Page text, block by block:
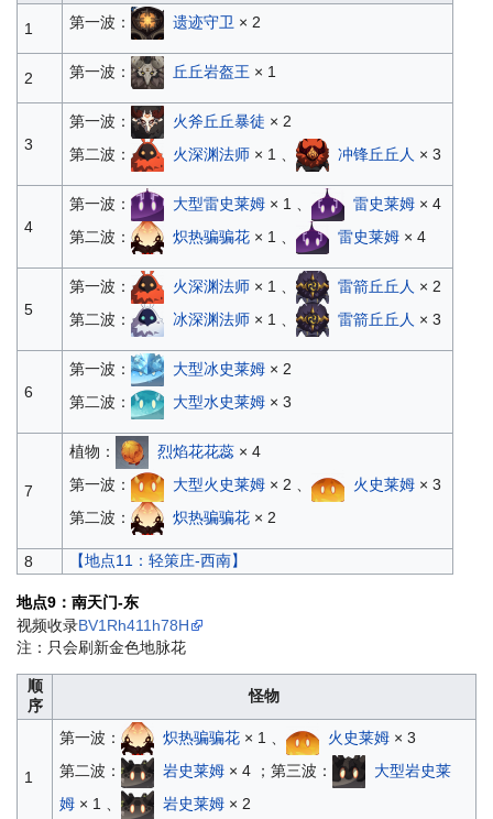
1 第一波： 遗迹守卫 × 2
2 第一波： 丘丘岩盔王 × 1
3
第一波： 火斧丘丘暴徒 × 2
第二波：
火深渊法师× 1 、 冲锋丘丘人 × 3
4
第一波： 大型雷史莱姆× 1 、 雷史莱姆× 4
第二波：
炽热骗骗花× 1 、 雷史莱姆× 4
5
第一波： 火深渊法师× 1 、 雷箭丘丘人 × 2
第二波：
冰深渊法师× 1 、 雷箭丘丘人 × 3
6
第一波： 大型冰史莱姆× 2
第二波：
大型水史莱姆× 3
7
植物： 烈焰花花蕊× 4
第一波：
大型火史莱姆× 2 、 火史莱姆× 3
第二波：
炽热骗骗花× 2
8 【地点11：轻策庄-西南】
地点9：南天门-东
视频收录BV1Rh411h78H
注：只会刷新金色地脉花
顺
序
怪物
1
第一波： 炽热骗骗花× 1 、 火史莱姆× 3
第二波：
岩史莱姆× 4 ；第三波：
大型岩史莱
姆× 1 、 岩史莱姆× 2